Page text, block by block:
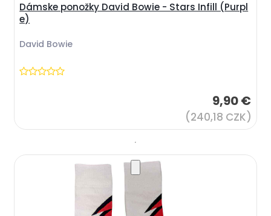
Dámske ponožky David Bowie - Stars Infill (Purpl
e)
David Bowie
9,90 €
(240,18 CZK)